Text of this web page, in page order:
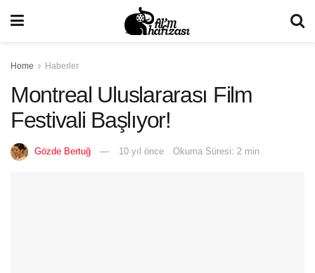
Home Haberler
Montreal Uluslararası Film
Festivali Başlıyor!
Gözde Bertuğ 10 yıl önce Okuma Süresi: 2 min